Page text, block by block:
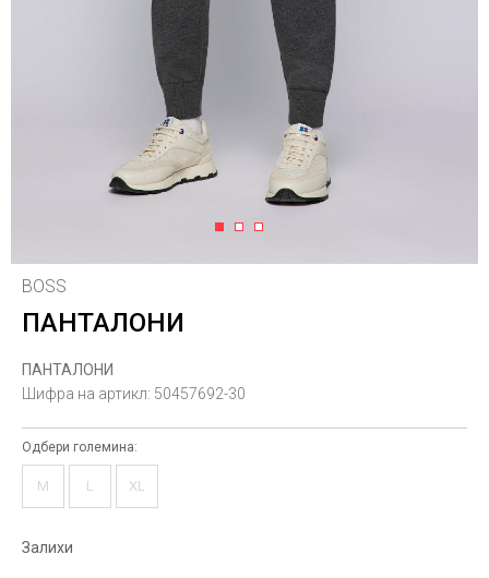
1 2 3
BOSS
ПАНТАЛОНИ
ПАНТАЛОНИ
Шифра на артикл: 50457692-30
Одбери големина:
M L XL
Залихи